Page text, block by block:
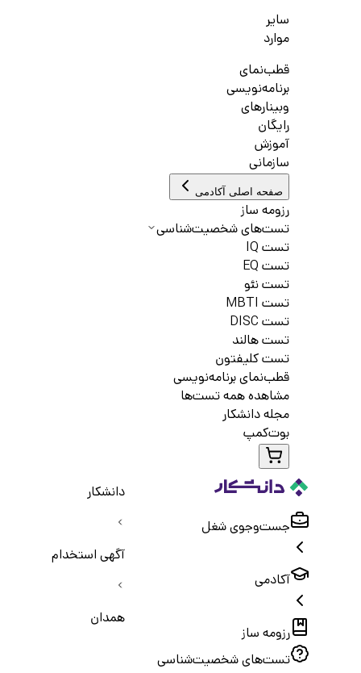
سایر
موارد
قطب‌نمای
برنامه‌نویسی
وبینارهای
رایگان
آموزش
سازمانی
صفحه اصلی آکادمی
رزومه ساز
تست‌های شخصیت‌شناسی
تست IQ
تست EQ
تست نئو
تست MBTI
تست DISC
تست هالند
تست کلیفتون
قطب‌نمای برنامه‌نویسی
مشاهده همه تست‌ها
مجله دانشکار
بوت‌کمپ
جست‌و‌جوی شغل
آکادمی
رزومه ساز
تست‌های شخصیت‌شناسی
دانشکار
آگهی استخدام
همدان